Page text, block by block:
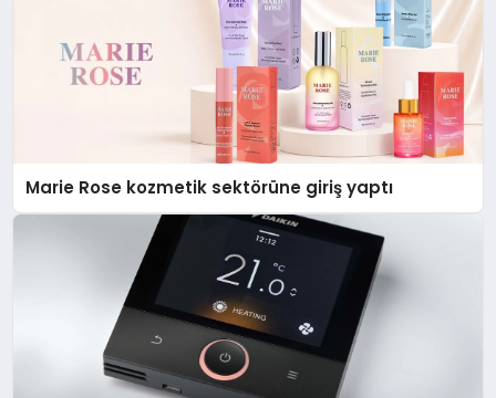
Marie Rose kozmetik sektörüne giriş yaptı